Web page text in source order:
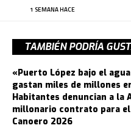
1 SEMANA HACE
TAMBIÉN PODRÍA
«Puerto López bajo el
gastan miles de millones
Habitantes denuncian a la
millonario contrato para
Canoero 2026